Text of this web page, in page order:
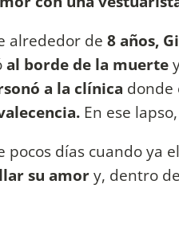
alrededor de 8 años,
al borde de la muerte
a la clínica donde
En ese lapso,
pocos días cuando ya
su amory, dentro